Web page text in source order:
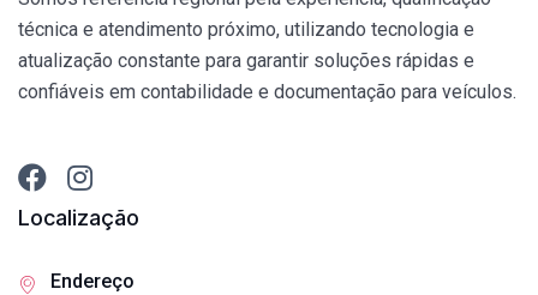
técnica e atendimento próximo, utilizando tecnologia e
atualização constante para garantir soluções rápidas e
confiáveis em contabilidade e documentação para veículos.
Localização
Endereço